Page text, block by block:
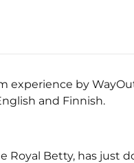
experience by
and Finnish.
Royal Betty, has just